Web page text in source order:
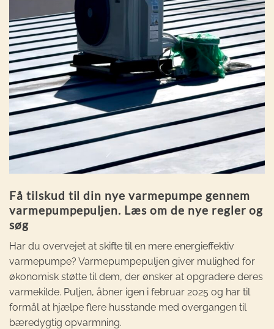
Få tilskud til din nye varmepumpe gennem
varmepumpepuljen. Læs om de nye regler og
søg
Har du overvejet at skifte til en mere energieffektiv
varmepumpe? Varmepumpepuljen giver mulighed for
økonomisk støtte til dem, der ønsker at opgradere deres
varmekilde. Puljen, åbner igen i februar 2025 og har til
formål at hjælpe flere husstande med overgangen til
bæredygtig opvarmning.